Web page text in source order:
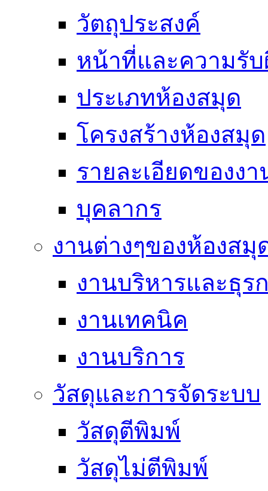
วัตถุประสงค์
หน้าที่และความรั
ประเภทห้องสมุด
โครงสร้างห้องสมุด
รายละเอียดของง
บุคลากร
งานต่างๆของห้องสมุ
งานบริหารและธุร
งานเทคนิค
งานบริการ
วัสดุและการจัดระบบ
วัสดุตีพิมพ์
วัสดุไม่ตีพิมพ์